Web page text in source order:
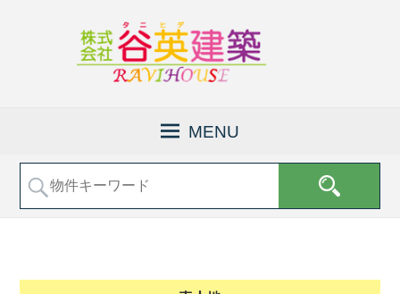
社
谷
知
山
売
MENU